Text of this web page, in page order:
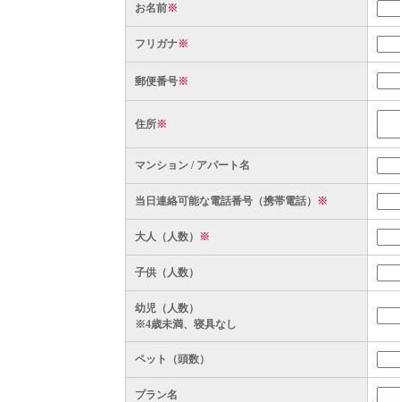
お名前※
フリガナ※
郵便番号※
住所※
マンション / アパート名
当日連絡可能な電話番号（携帯電話） ※
大人（人数） ※
子供（人数）
幼児（人数）
※4歳未満、寝具なし
ペット（頭数）
プラン名